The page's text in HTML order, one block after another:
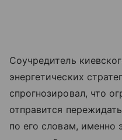
Соучредитель
энергетических
спрогнозировал, что
отправится
по его словам, именно